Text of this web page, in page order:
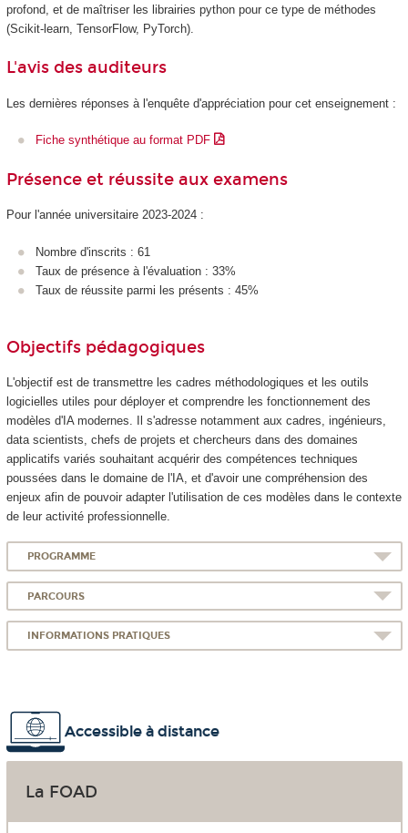
profond, et de maîtriser les librairies python pour ce type de méthodes
(Scikit-learn, TensorFlow, PyTorch).
L'avis des auditeurs
Les dernières réponses à l'enquête d'appréciation pour cet enseignement :
Fiche synthétique au format PDF
Présence et réussite aux examens
Pour l'année universitaire 2023-2024 :
Nombre d'inscrits : 61
Taux de présence à l'évaluation : 33%
Taux de réussite parmi les présents : 45%
Objectifs pédagogiques
L'objectif est de transmettre les cadres méthodologiques et les outils
logicielles utiles pour déployer et comprendre les fonctionnement des
modèles d'IA modernes. Il s'adresse notamment aux cadres, ingénieurs,
data scientists, chefs de projets et chercheurs dans des domaines
applicatifs variés souhaitant acquérir des compétences techniques
poussées dans le domaine de l'IA, et d'avoir une compréhension des
enjeux afin de pouvoir adapter l'utilisation de ces modèles dans le contexte
de leur activité professionnelle.
PROGRAMME
PARCOURS
INFORMATIONS PRATIQUES
Accessible à distance
La FOAD